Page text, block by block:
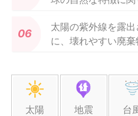
太陽の紫外線を露
に、壊れやすい廃
太陽 地震 台